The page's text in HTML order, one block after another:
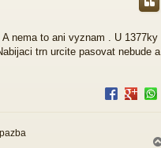
nema to ani vyznam . U 1377ky
trn urcite pasovat nebude a